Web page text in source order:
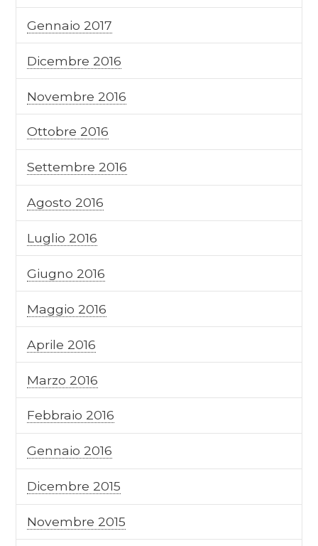
Gennaio 2017
Dicembre 2016
Novembre 2016
Ottobre 2016
Settembre 2016
Agosto 2016
Luglio 2016
Giugno 2016
Maggio 2016
Aprile 2016
Marzo 2016
Febbraio 2016
Gennaio 2016
Dicembre 2015
Novembre 2015